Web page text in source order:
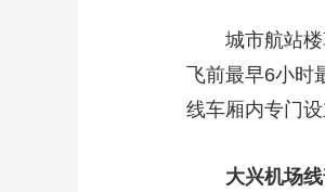
城市航站楼草
飞前最早6小
线车厢内专门
大兴机场